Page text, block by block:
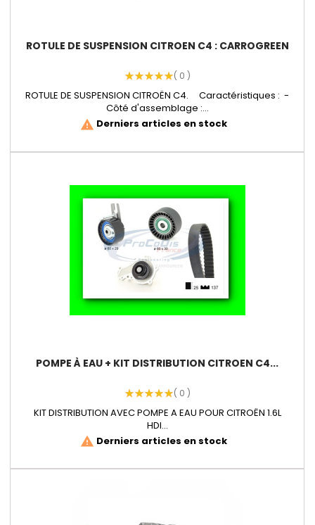
ROTULE DE SUSPENSION CITROEN C4 : CARROGREEN
( 0 )
ROTULE DE SUSPENSION CITROËN C4. Caractéristiques : -
Côté d'assemblage :...
warning Derniers articles en stock
POMPE À EAU + KIT DISTRIBUTION CITROEN C4...
( 0 )
KIT DISTRIBUTION AVEC POMPE A EAU POUR CITROËN 1.6L
HDI...
warning Derniers articles en stock